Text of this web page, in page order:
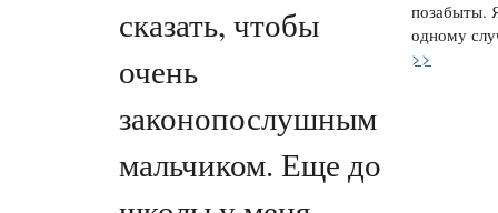
сказать, чтобы
очень
законопослушным
мальчиком. Еще до
позабыты.
одному
>>